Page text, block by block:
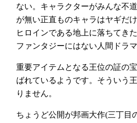
ない。キャラクターがみんな不
が無い正直ものキャラはヤギだ
ヒロインである地上に落ちてき
ファンタジーにはない人間ドラ
重要アイテムとなる王位の証の
ばれているようです。そういう
りません。
ちょうど公開が邦画大作(三丁目